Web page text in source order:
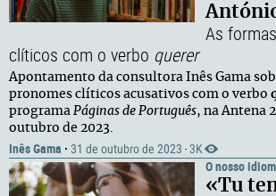
As
clíticos com o verbo querer
Apontamento da consultora Inês Gama
pronomes clíticos acusativos com o verbo
programa Páginas de Português, na Antena
outubro de 2023.
Inês Gama · 31 de outubro de 2023 · 3K
O nosso
«Tu